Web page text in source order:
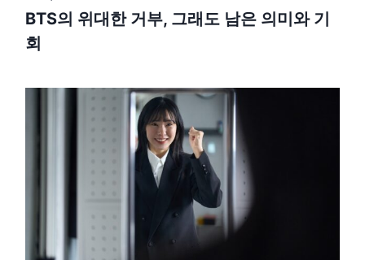
BTS의 위대한 거부, 그래도 남은 의미와 기
회